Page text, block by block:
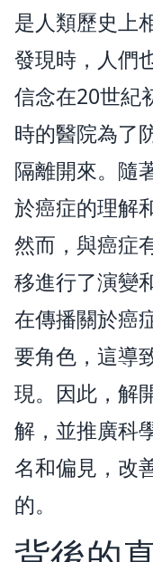
是人類歷史上
發現時，人們
信念在20世紀
時的醫院為了
隔離開來。隨
於癌症的理解
然而，與癌症
移進行了演變
在傳播關於癌
要角色，這導
現。因此，解
解，並推廣科
名和偏見，改
的。